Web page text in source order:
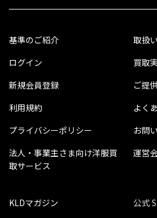
基準のご紹介
ログイン
新規会員登録
利用規約
プライバシーポリシー
法人・事業主さま向け洋服買
取サービス
取扱
買取
ご提
よく
お問
運営
KLDマガジン
公式